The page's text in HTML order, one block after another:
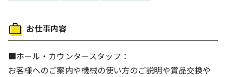
高収入・高時給 履歴書不要
働き方
扶養内OK 制服あり 体を動かす仕事 人と接する仕事
お仕事内容
■ホール・カウンタースタッフ：
お客様へのご案内や機械の使い方のご説明や賞品交換や